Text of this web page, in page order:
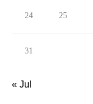
24 25
31
« Jul